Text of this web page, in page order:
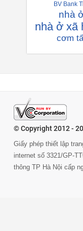
BV Bank
nhà
nhà ở xã
cơm
© Copyright 2012 -
Giấy phép thiết lập
internet số 3321/GP-
thông TP Hà Nội cấp